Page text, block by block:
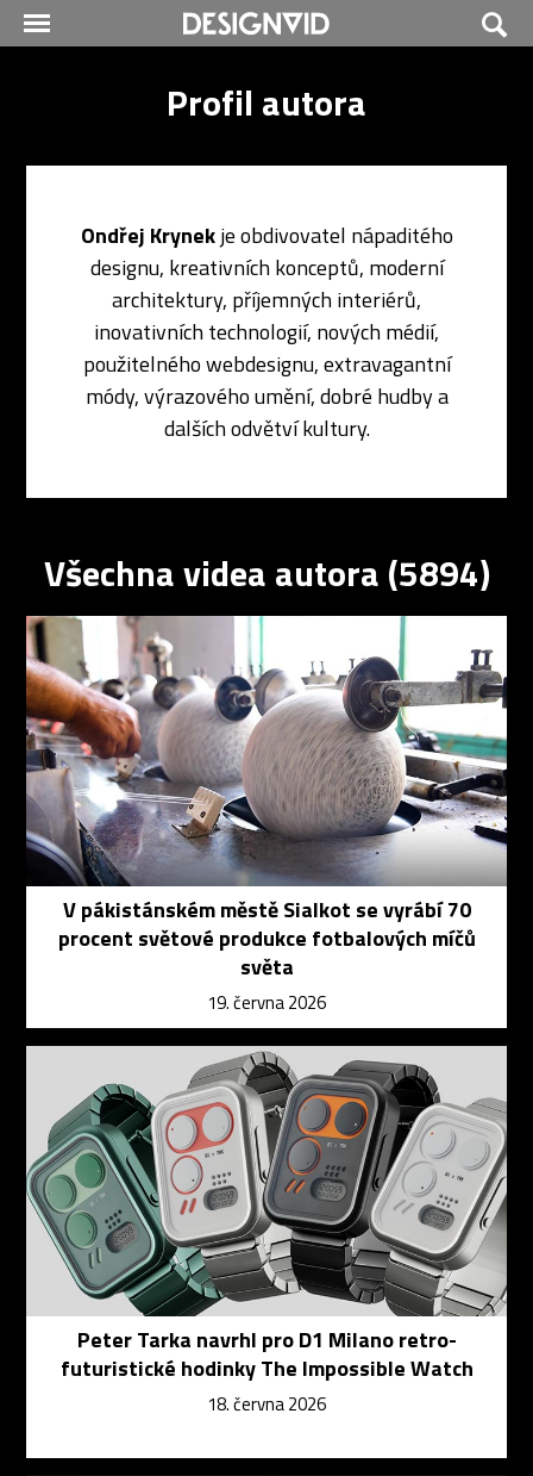
Profil autora
Ondřej Krynekje obdivovatel nápaditého
designu, kreativních konceptů, moderní
architektury, příjemných interiérů,
inovativních technologií, nových médií,
použitelného webdesignu, extravagantní
módy, výrazového umění, dobré hudby a
dalších odvětví kultury.
Všechna videa autora (5894)
V pákistánském městě Sialkot se vyrábí 70
procent světové produkce fotbalových míčů
světa
19. června 2026
Peter Tarka navrhl pro D1 Milano retro-
futuristické hodinky The Impossible Watch
18. června 2026